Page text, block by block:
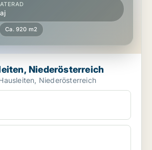
Ca. 920 m2
Niederösterreich
Niederösterreich